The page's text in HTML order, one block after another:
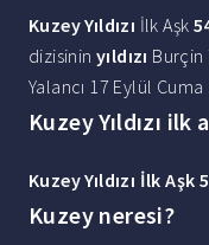
Kuzey Yıldızı İlk Aşk
dizisinin yıldızı Burçin
Yalancı 17 Eylül
Kuzey Yıldızı
Kuzey Yıldızı İlk Aşk
Kuzey neresi?